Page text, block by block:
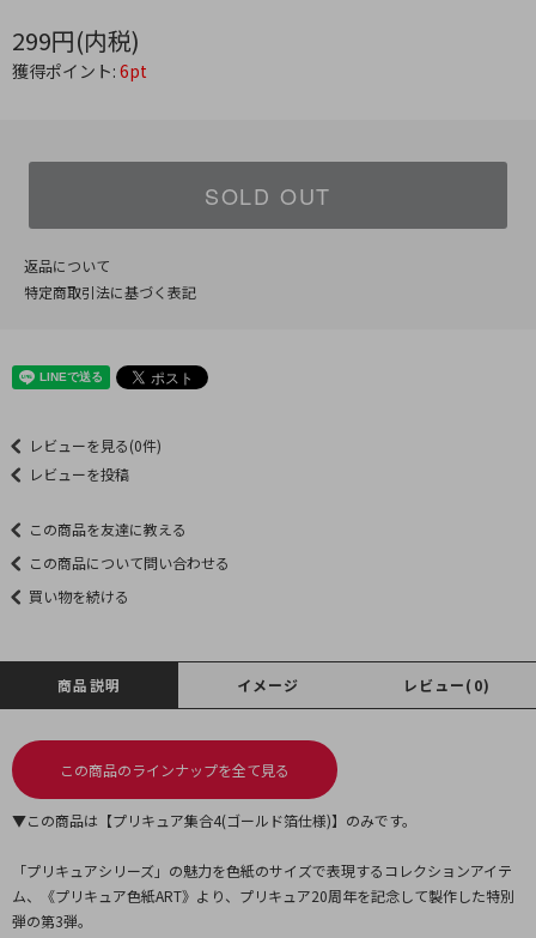
299円(内税)
獲得ポイント: 6pt
SOLD OUT
返品について
特定商取引法に基づく表記
レビューを見る(0件)
レビューを投稿
この商品を友達に教える
この商品について問い合わせる
買い物を続ける
商品説明 イメージ レビュー(0)
この商品のラインナップを全て見る
▼この商品は【プリキュア集合4(ゴールド箔仕様)】のみです。
「プリキュアシリーズ」の魅力を色紙のサイズで表現するコレクションアイテ
ム、《プリキュア色紙ART》より、プリキュア20周年を記念して製作した特別
弾の第3弾。